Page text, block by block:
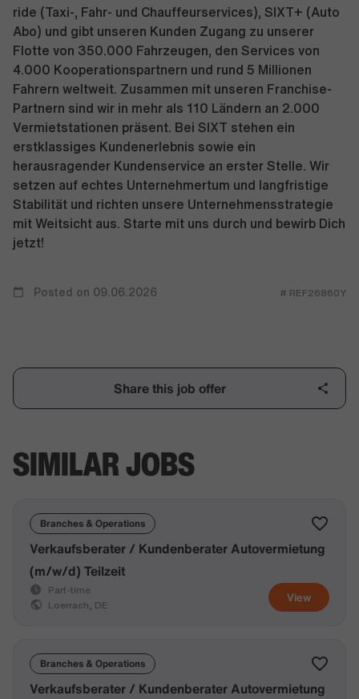
ride (Taxi-, Fahr- und Chauffeurservices), SIXT+ (Auto
Abo) und gibt unseren Kunden Zugang zu unserer
Flotte von 350.000 Fahrzeugen, den Services von
4.000 Kooperationspartnern und rund 5 Millionen
Fahrern weltweit. Zusammen mit unseren Franchise-
Partnern sind wir in mehr als 110 Ländern an 2.000
Vermietstationen präsent. Bei SIXT stehen ein
erstklassiges Kundenerlebnis sowie ein
herausragender Kundenservice an erster Stelle. Wir
setzen auf echtes Unternehmertum und langfristige
Stabilität und richten unsere Unternehmensstrategie
mit Weitsicht aus. Starte mit uns durch und bewirb Dich
jetzt!
Posted on 09.06.2026 # REF26860Y
Share this job offer
SIMILAR JOBS
Branches & Operations
View
Verkaufsberater / Kundenberater Autovermietung
(m/w/d) Teilzeit
Part-time
Loerrach, DE
Branches & Operations
Verkaufsberater / Kundenberater Autovermietung